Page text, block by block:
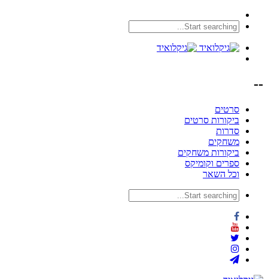
--
סרטים
ביקורות סרטים
סדרות
משחקים
ביקורות משחקים
ספרים וקומיקס
וכל השאר